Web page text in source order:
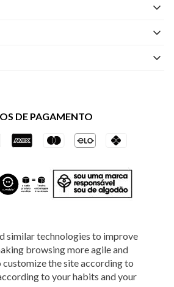
similar technologies to improve
browsing more agile and
customize the site according to
to your habits and your
DE PAGAMENTO